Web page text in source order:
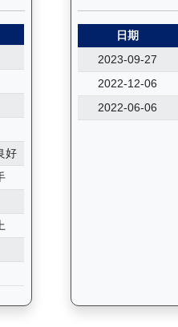
好
日期
2023-09-27
2022-12-06
2022-06-06